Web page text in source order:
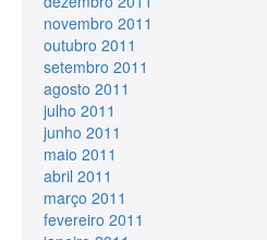
novembro 2011
outubro 2011
setembro 2011
agosto 2011
julho 2011
junho 2011
maio 2011
abril 2011
março 2011
fevereiro 2011